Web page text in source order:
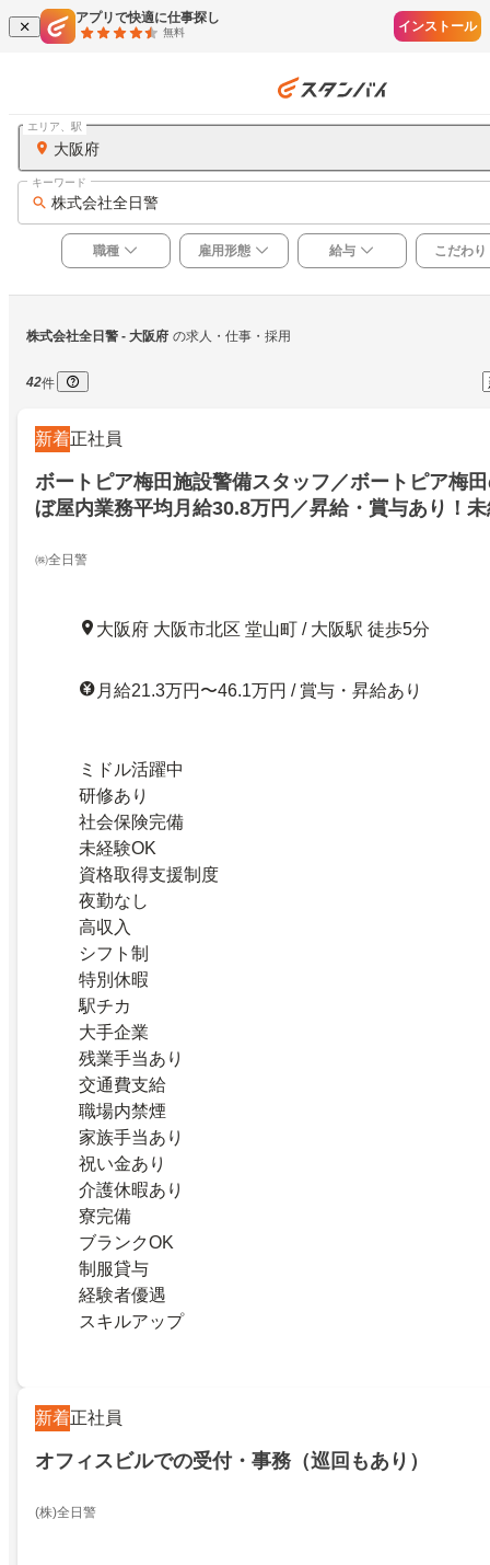
アプリで快適に仕事探し
無料 インストール
大阪府
エリア、駅
株式会社全日警
キーワード
職種 雇用形態 給与 こだわり
株式会社全日警 - 大阪府 の求人・仕事・採用
42件
新着正社員
ボートピア梅田施設警備スタッフ／ボートピア梅
ぼ屋内業務平均月給30.8万円／昇給・賞与あり！
㈱全日警
大阪府 大阪市北区 堂山町 / 大阪駅 徒歩5分
月給21.3万円〜46.1万円 / 賞与・昇給あり
ミドル活躍中
研修あり
社会保険完備
未経験OK
資格取得支援制度
夜勤なし
高収入
シフト制
特別休暇
駅チカ
大手企業
残業手当あり
交通費支給
職場内禁煙
家族手当あり
祝い金あり
介護休暇あり
寮完備
ブランクOK
制服貸与
経験者優遇
スキルアップ
新着正社員
オフィスビルでの受付・事務（巡回もあり）
(株)全日警